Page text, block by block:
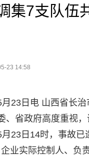
集7支队伍
23 14:58
23日电 山西省长
、省政府高度重视
23日14时，事故
业实际控制人、负